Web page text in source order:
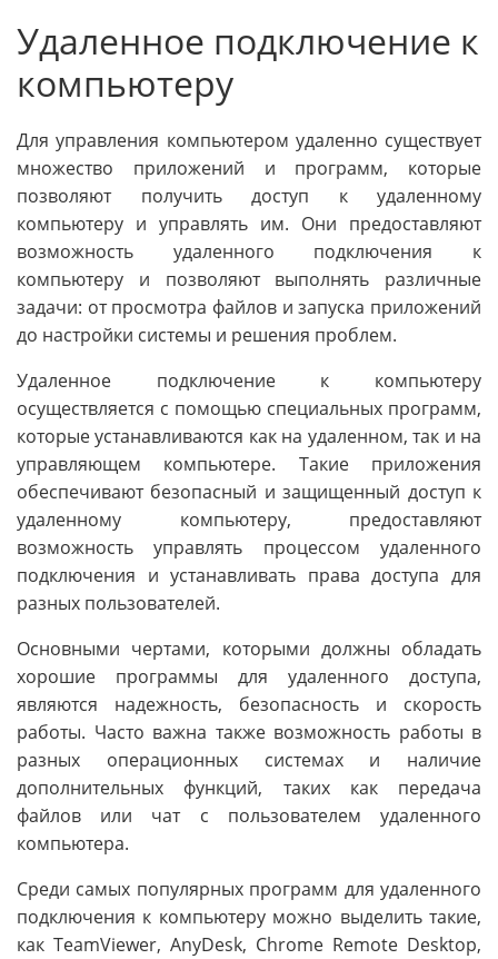
Удаленное подключение к
компьютеру
Для управления компьютером удаленно существует
множество приложений и программ, которые
позволяют получить доступ к удаленному
компьютеру и управлять им. Они предоставляют
возможность удаленного подключения к
компьютеру и позволяют выполнять различные
задачи: от просмотра файлов и запуска приложений
до настройки системы и решения проблем.
Удаленное подключение к компьютеру
осуществляется с помощью специальных программ,
которые устанавливаются как на удаленном, так и на
управляющем компьютере. Такие приложения
обеспечивают безопасный и защищенный доступ к
удаленному компьютеру, предоставляют
возможность управлять процессом удаленного
подключения и устанавливать права доступа для
разных пользователей.
Основными чертами, которыми должны обладать
хорошие программы для удаленного доступа,
являются надежность, безопасность и скорость
работы. Часто важна также возможность работы в
разных операционных системах и наличие
дополнительных функций, таких как передача
файлов или чат с пользователем удаленного
компьютера.
Среди самых популярных программ для удаленного
подключения к компьютеру можно выделить такие,
как TeamViewer, AnyDesk, Chrome Remote Desktop,